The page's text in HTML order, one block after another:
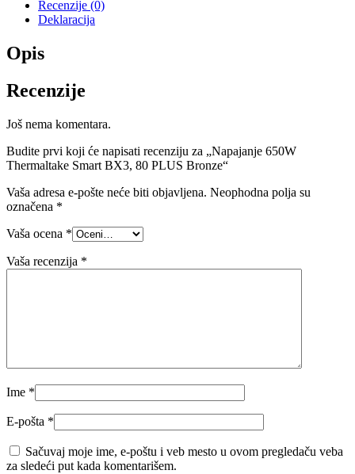
Recenzije (0)
Deklaracija
Opis
Recenzije
Još nema komentara.
Budite prvi koji će napisati recenziju za „Napajanje 650W
Thermaltake Smart BX3, 80 PLUS Bronze“
Vaša adresa e-pošte neće biti objavljena. Neophodna polja su
označena *
Vaša ocena *
Vaša recenzija *
Ime *
E-pošta *
Sačuvaj moje ime, e-poštu i veb mesto u ovom pregledaču veba
za sledeći put kada komentarišem.